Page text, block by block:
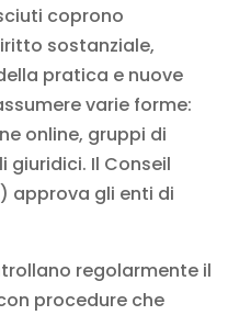
coprono
sostanziale,
pratica e nuove
varie forme:
online, gruppi di
giuridici. Il Conseil
approva gli enti di
regolarmente il
procedure che